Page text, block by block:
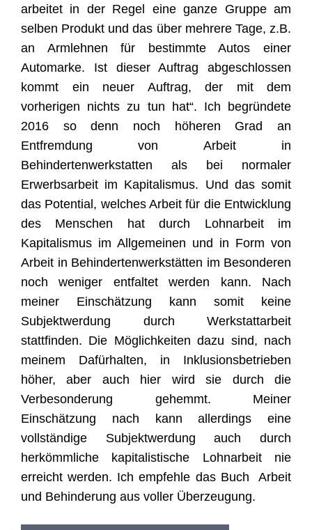
arbeitet in der Regel eine ganze Gruppe am
selben Produkt und das über mehrere Tage, z.B.
an Armlehnen für bestimmte Autos einer
Automarke. Ist dieser Auftrag abgeschlossen
kommt ein neuer Auftrag, der mit dem
vorherigen nichts zu tun hat“. Ich begründete
2016 so denn noch höheren Grad an
Entfremdung von Arbeit in
Behindertenwerkstatten als bei normaler
Erwerbsarbeit im Kapitalismus. Und das somit
das Potential, welches Arbeit für die Entwicklung
des Menschen hat durch Lohnarbeit im
Kapitalismus im Allgemeinen und in Form von
Arbeit in Behindertenwerkstätten im Besonderen
noch weniger entfaltet werden kann. Nach
meiner Einschätzung kann somit keine
Subjektwerdung durch Werkstattarbeit
stattfinden. Die Möglichkeiten dazu sind, nach
meinem Dafürhalten, in Inklusionsbetrieben
höher, aber auch hier wird sie durch die
Verbesonderung gehemmt. Meiner
Einschätzung nach kann allerdings eine
vollständige Subjektwerdung auch durch
herkömmliche kapitalistische Lohnarbeit nie
erreicht werden. Ich empfehle das Buch Arbeit
und Behinderung aus voller Überzeugung.